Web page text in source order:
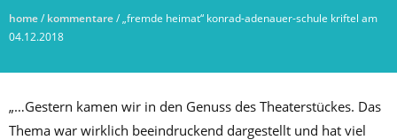
home/kommentare/„fremde heimat“ konrad-adenauer-schule kriftel am
04.12.2018
„…Gestern kamen wir in den Genuss des Theaterstückes. Das
Thema war wirklich beeindruckend dargestellt und hat viel